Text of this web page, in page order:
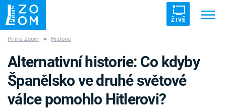
ŽIVĚ
ZÁHADY VETŘELCI DÁVNOVĚKU
Prima Zoom ■ Historie
Alternativní historie: Co kdyby
Španělsko ve druhé světové
válce pomohlo Hitlerovi?